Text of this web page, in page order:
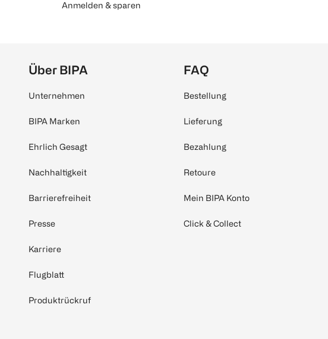
Anmelden & sparen
Über BIPA
Unternehmen
BIPA Marken
Ehrlich Gesagt
Nachhaltigkeit
Barrierefreiheit
Presse
Karriere
Flugblatt
Produktrückruf
FAQ
Bestellung
Lieferung
Bezahlung
Retoure
Mein BIPA Konto
Click & Collect